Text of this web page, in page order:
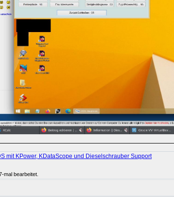
mit KPower, KDataScope und Dieselschrauber Support
mal bearbeitet.